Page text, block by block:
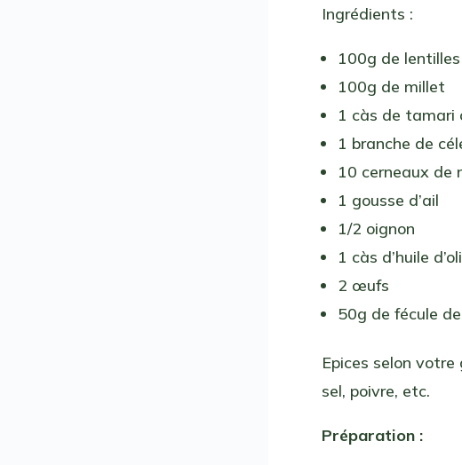
Ingrédients :
100g de
100g de millet
1 càs de tamari
1 branche de
10 cerneaux de
1 gousse d’ail
1/2 oignon
1 càs d’huile
2 œufs
50g de fécule
Epices selon
sel, poivre, etc.
Préparation :